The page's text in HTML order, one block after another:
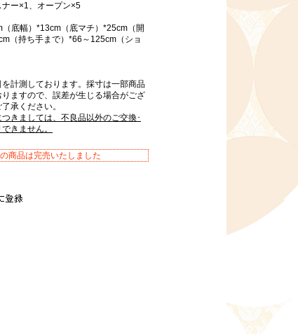
ナー×1、オープン×5
底幅）*13cm（底マチ）*25cm（開
（持ち手まで）*66～125cm（ショ
計測しております。採寸は一部商品
ますので、誤差が生じる場合がござ
承ください。
きましては、不良品以外のご交換･
きません。
商品は完売いたしました